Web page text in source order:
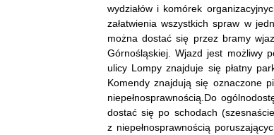
wydziałów i komórek
załatwienia wszystkich spraw w
można dostać się przez bramy
Górnośląskiej. Wjazd jest możliwy
ulicy Lompy znajduje się płatny
Komendy znajdują się oznaczone
niepełnosprawnością. Do
dostać się po schodach
z niepełnosprawnością